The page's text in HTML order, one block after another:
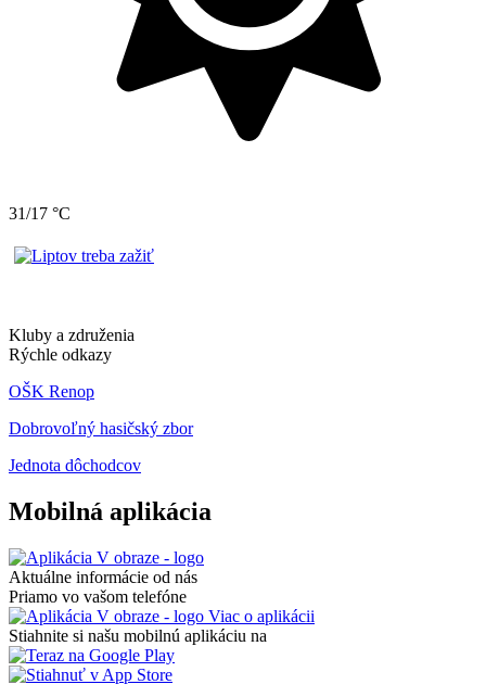
31/17 °C
Kluby a združenia
Rýchle odkazy
OŠK Renop
Dobrovoľný hasičský zbor
Jednota dôchodcov
Mobilná aplikácia
Aktuálne informácie od nás
Priamo vo vašom telefóne
Viac o aplikácii
Stiahnite si našu mobilnú aplikáciu na